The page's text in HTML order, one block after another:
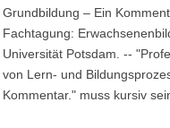
Grundbildung – Ein
Fachtagung:
Universität Potsdam. --
von Lern- und
Kommentar." muss kursiv